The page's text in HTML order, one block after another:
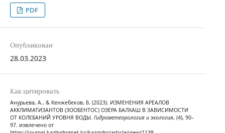
PDF
Опубликован
28.03.2023
Как цитировать
Анурьева, А., & Кенжебеков, Б. (2023). ИЗМЕНЕНИЯ АРЕАЛОВ
АККЛИМАТИЗАНТОВ (ЗООБЕНТОС) ОЗЕРА БАЛХАШ В ЗАВИСИМОСТИ
ОТ КОЛЕБАНИЙ УРОВНЯ ВОДЫ. Гидрометеорология и экология, (4), 90–
97. извлечено от